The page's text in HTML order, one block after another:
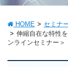
HOME セミナ
伸縮自在な特性
ンラインセミナー＞